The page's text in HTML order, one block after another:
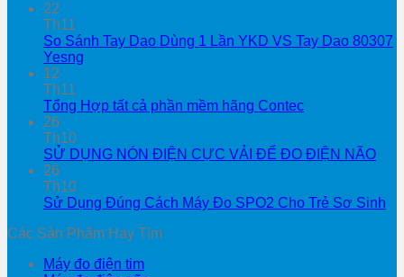
22
Th11
So Sánh Tay Dao Dùng 1 Lần YKD VS Tay Dao 80307
Yesng
12
Th11
Tổng Hợp tất cả phần mềm hãng Contec
26
Th10
SỬ DỤNG NÓN ĐIỆN CỰC VẢI ĐỂ ĐO ĐIỆN NÃO
26
Th10
Sử Dụng Đúng Cách Máy Đo SPO2 Cho Trẻ Sơ Sinh
Các Sản Phẩm Hay Tìm
Máy đo điện tim